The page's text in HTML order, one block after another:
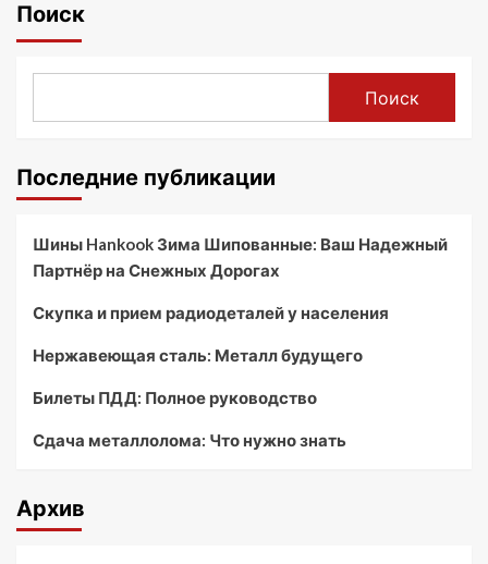
Поиск
Поиск
Последние публикации
Шины Hankook Зима Шипованные: Ваш Надежный
Партнёр на Снежных Дорогах
Скупка и прием радиодеталей у населения
Нержавеющая сталь: Металл будущего
Билеты ПДД: Полное руководство
Сдача металлолома: Что нужно знать
Архив